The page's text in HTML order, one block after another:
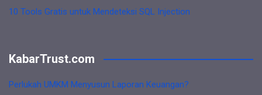
10 Tools Gratis untuk Mendeteksi SQL Injection
KabarTrust.com
Perlukah UMKM Menyusun Laporan Keuangan?